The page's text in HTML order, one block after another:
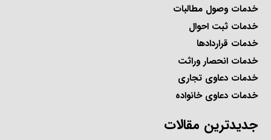
خدمات وصول مطالبات
خدمات ثبت احوال
خدمات قراردادها
خدمات انحصار وراثت
خدمات دعاوی تجاری
خدمات دعاوی خانواده
جدیدترین مقالات